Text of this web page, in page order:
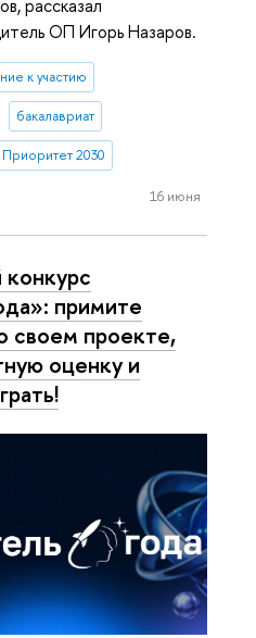
рассказал
ОП Игорь Назаров.
к участию
бакалавриат
Приоритет 2030
16 июня
примите
своем проекте,
оценку и